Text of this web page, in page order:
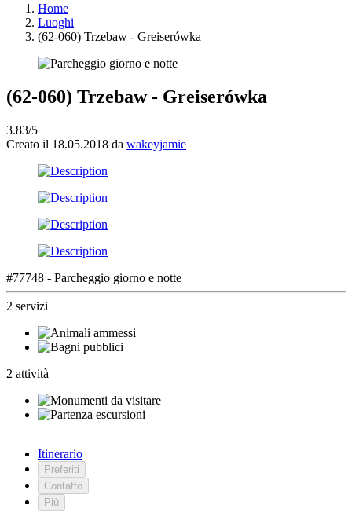
Home
Luoghi
(62-060) Trzebaw - Greiserówka
(62-060) Trzebaw - Greiserówka
3.83/5
Creato il 18.05.2018 da wakeyjamie
#77748 - Parcheggio giorno e notte
2 servizi
2 attività
Itinerario
Preferiti
Contatto
Più